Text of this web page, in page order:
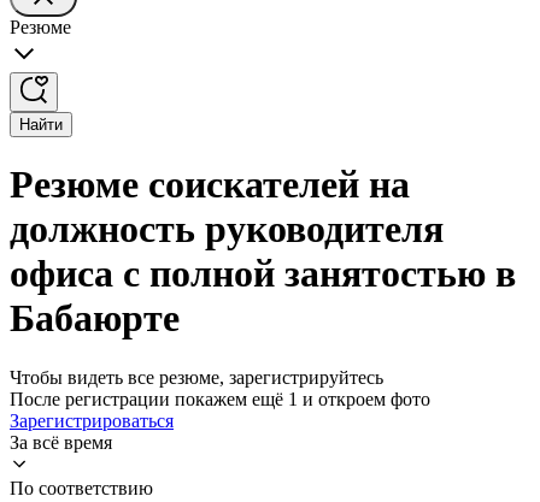
Резюме
Найти
Резюме соискателей на
должность руководителя
офиса с полной занятостью в
Бабаюрте
Чтобы видеть все резюме, зарегистрируйтесь
После регистрации покажем ещё 1 и откроем фото
Зарегистрироваться
За всё время
По соответствию